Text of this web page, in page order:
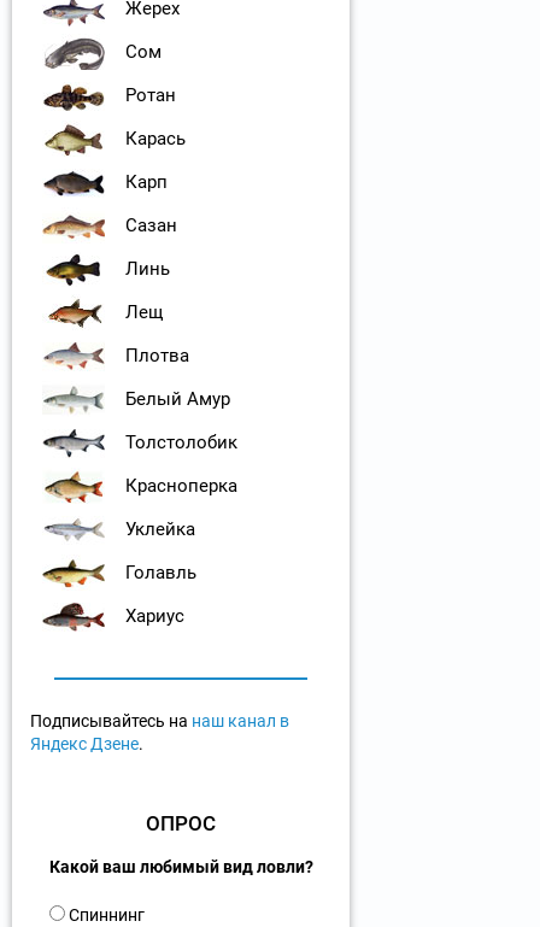
Жерех
Сом
Ротан
Карась
Карп
Сазан
Линь
Лещ
Плотва
Белый Амур
Толстолобик
Красноперка
Уклейка
Голавль
Хариус
Подписывайтесь на наш канал в
Яндекс Дзене.
ОПРОС
Какой ваш любимый вид ловли?
В Спиннинг